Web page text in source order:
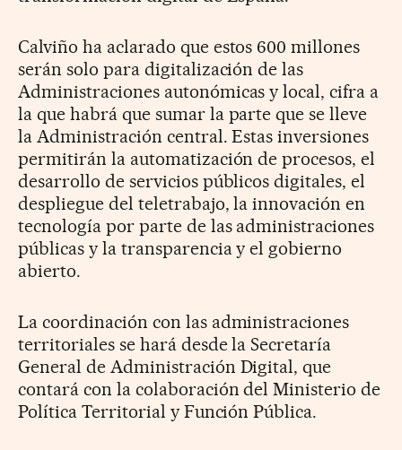
Calviño ha aclarado que estos 600 millones
serán solo para digitalización de las
Administraciones autonómicas y local, cifra a
la que habrá que sumar la parte que se lleve
la Administración central. Estas inversiones
permitirán la automatización de procesos, el
desarrollo de servicios públicos digitales, el
despliegue del teletrabajo, la innovación en
tecnología por parte de las administraciones
públicas y la transparencia y el gobierno
abierto.
La coordinación con las administraciones
territoriales se hará desde la Secretaría
General de Administración Digital, que
contará con la colaboración del Ministerio de
Política Territorial y Función Pública.